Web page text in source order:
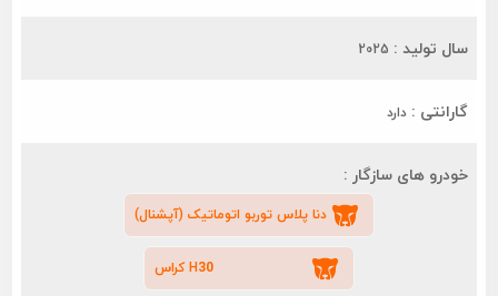
سال تولید : 2025
گارانتی : دارد
خودرو های سازگار :
دنا پلاس توربو اتوماتیک (آپشنال)
H30 کراس